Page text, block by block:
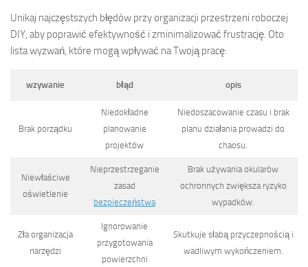
Unikaj najczęstszych błędów przy organizacji przestrzeni roboczej
DIY, aby poprawić efektywność i zminimalizować frustrację. Oto
lista wyzwań, które mogą wpływać na Twoją pracę:
wzywanie błąd opis
Brak porządku
Niedokładne
planowanie
projektów
Niedoszacowanie czasu i brak
planu działania prowadzi do
chaosu.
Niewłaściwe
oświetlenie
Nieprzestrzeganie
zasad
bezpieczeństwa
Brak używania okularów
ochronnych zwiększa ryzyko
wypadków.
Zła organizacja
narzędzi
Ignorowanie
przygotowania
powierzchni
Skutkuje słabą przyczepnością i
wadliwym wykończeniem.